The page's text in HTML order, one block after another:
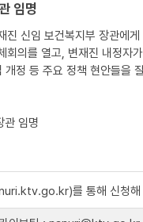
임명
신임 보건복지부 장관에
회의를 열고, 변재진 내정
정 등 주요 정책 현안들을
관 임명
를 통해 신청해